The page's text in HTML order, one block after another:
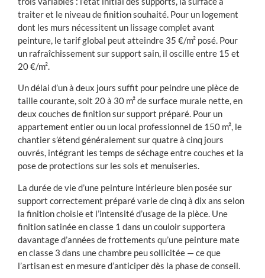
traiter et le niveau de finition souhaité. Pour un logement
dont les murs nécessitent un lissage complet avant
peinture, le tarif global peut atteindre 35 €/m² posé. Pour
un rafraîchissement sur support sain, il oscille entre 15 et
20 €/m².
Un délai d’un à deux jours suffit pour peindre une pièce de
taille courante, soit 20 à 30 m² de surface murale nette, en
deux couches de finition sur support préparé. Pour un
appartement entier ou un local professionnel de 150 m², le
chantier s’étend généralement sur quatre à cinq jours
ouvrés, intégrant les temps de séchage entre couches et la
pose de protections sur les sols et menuiseries.
La durée de vie d’une peinture intérieure bien posée sur
support correctement préparé varie de cinq à dix ans selon
la finition choisie et l’intensité d’usage de la pièce. Une
finition satinée en classe 1 dans un couloir supportera
davantage d’années de frottements qu’une peinture mate
en classe 3 dans une chambre peu sollicitée — ce que
l’artisan est en mesure d’anticiper dès la phase de conseil.